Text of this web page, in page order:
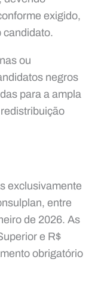
exigido,
candidato.
ou
negros
para a ampla
exclusivamente
entre
de 2026. As
e R$
obrigatório